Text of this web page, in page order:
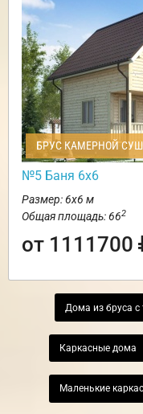
БРУС КАМЕРНОЙ
№5 Баня 6х6
Размер: 6х6 м
Общая площадь: 662
от 1111700
Дома из бруса с
Каркасные дома
Маленькие